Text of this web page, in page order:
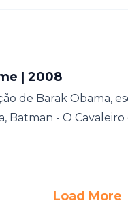
| 2008
de Barak Obama,
Batman - O Cavaleiro
Load More